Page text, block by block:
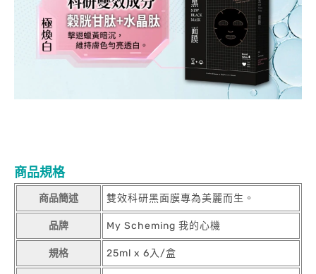
商品規格
商品簡述 雙效科研黑面膜專為美麗而生。
品牌 My Scheming 我的心機
規格 25ml x 6入/盒